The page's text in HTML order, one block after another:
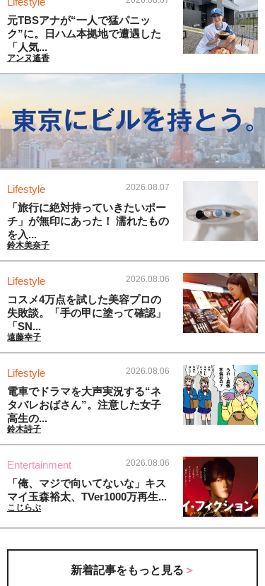
元TBSアナが“一人で猛パニッ
ク”に。日ハム本拠地で遭遇した
「人気...
アンヌ遙香
Lifestyle 2026.08.07
「旅行に絶対持っていきたいポー
チ」が無印にあった！ 濡れたもの
を入...
鈴木美奈子
Lifestyle 2026.08.06
コスメ4万点を試した美容プロの
失敗談。「手の甲に塗って確認」
「SN...
遠藤幸子
Lifestyle 2026.08.06
電車でドラマを大声実況する“ネ
タバレおばさん”。注意した女子
高生の...
鈴木詩子
Entertainment 2026.08.06
「俺、マジで向いてないな」キス
マイ玉森裕太、TVer1000万再生...
こじらぶ
新着記事をもっと見る